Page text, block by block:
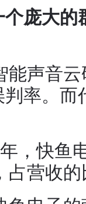
庞大
能声音
率。
，快鱼
占营收